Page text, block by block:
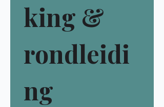
king &
rondleidi
ng